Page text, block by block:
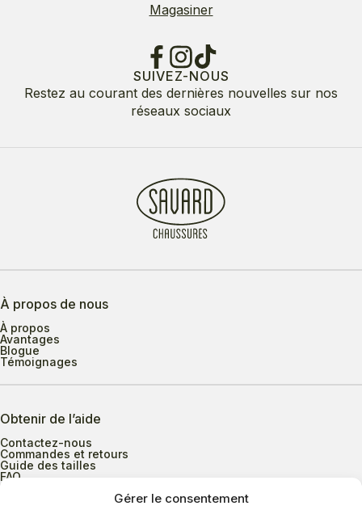
Gérer le consentement
Magasiner
SUIVEZ-NOUS
Restez au courant des dernières nouvelles sur nos
réseaux sociaux
À propos de nous
À propos
Avantages
Blogue
Témoignages
Obtenir de l’aide
Contactez-nous
Commandes et retours
Guide des tailles
FAQ